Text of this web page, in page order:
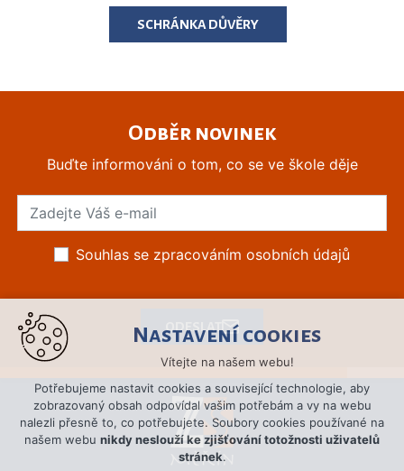
SCHRÁNKA DŮVĚRY
Odběr novinek
Buďte informováni o tom, co se ve škole děje
Souhlas se zpracováním osobních údajů
Nastavení cookies
Vítejte na našem webu!
Potřebujeme nastavit cookies a související technologie, aby
zobrazovaný obsah odpovídal vašim potřebám a vy na webu
nalezli přesně to, co potřebujete. Soubory cookies používané na
našem webu nikdy neslouží ke zjišťování totožnosti uživatelů
stránek.